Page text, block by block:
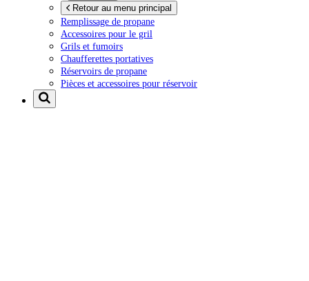
Retour au menu principal
Remplissage de propane
Accessoires pour le gril
Grils et fumoirs
Chaufferettes portatives
Réservoirs de propane
Pièces et accessoires pour réservoir